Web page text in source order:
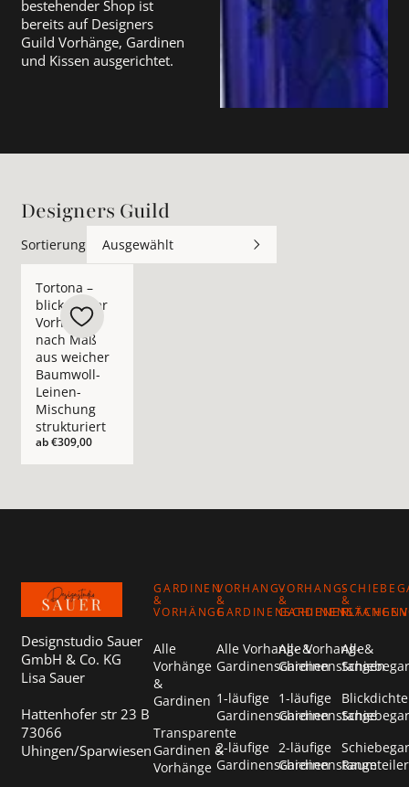
bestehender Shop ist
bereits auf Designers
Guild Vorhänge, Gardinen
und Kissen ausgerichtet.
Designers Guild
Sortierung Ausgewählt
Tortona –
blickdichter
Vorhang
nach Maß
aus weicher
Baumwoll-
Leinen-
Mischung
strukturiert
ab€309,00
Designstudio Sauer
GmbH & Co. KG
Lisa Sauer
Hattenhofer str 23 B
73066
Uhingen/Sparwiesen
GARDINEN
&
VORHÄNGE
Alle
Vorhänge
&
Gardinen
Transparente
Gardinen &
Vorhänge
VORHANG-
&
GARDINENSCHIENEN
Alle Vorhang- &
Gardinenschienen
1-läufige
Gardinenschienen
2-läufige
Gardinenschienen
VORHANG-
&
GARDINENSTANGEN
Alle Vorhang- &
Gardinenstangen
1-läufige
Gardinenstange
2-läufige
Gardinenstange
&
Alle
Blickdichte
Raumteiler